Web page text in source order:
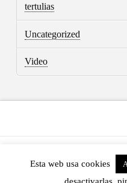
tertulias
Uncategorized
Video
POWERED
Esta web usa cookies